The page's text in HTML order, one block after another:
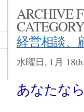
ARCHIVE
CATEGORY
経営相談、
水曜日, 1月
あなたな